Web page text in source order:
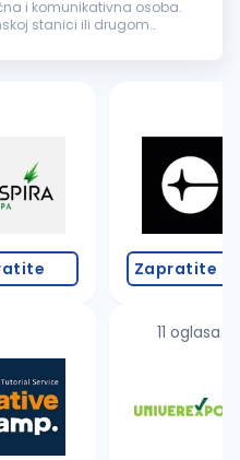
stanici ili drugom
Zapratite
11 oglasa